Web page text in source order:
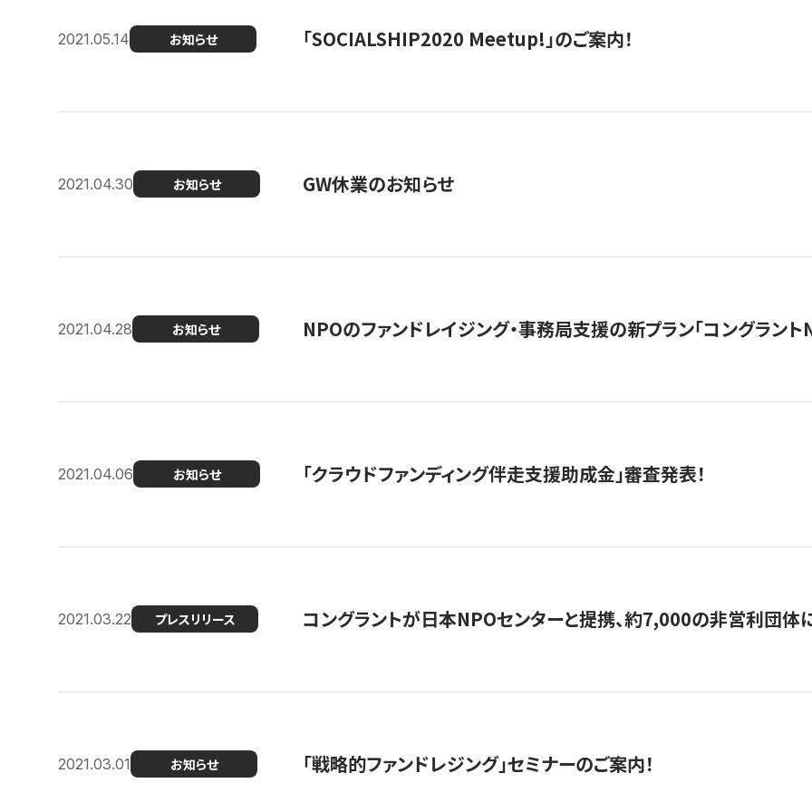
2021.05.14 お知らせ 「SOCIALSHIP2020 Meetup!」のご案内！
2021.04.30 お知らせ GW休業のお知らせ
2021.04.28 お知らせ NPOのファンドレイジング・事務局支援の新プラン「コングラント
2021.04.06 お知らせ 「クラウドファンディング伴走支援助成金」審査発表！
2021.03.22 プレスリリース コングラントが日本NPOセンターと提携、約7,000の非営利団体
2021.03.01 お知らせ 「戦略的ファンドレジング」セミナーのご案内！